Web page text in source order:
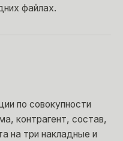
файлах.
по совокупности
контрагент, состав,
на три накладные и